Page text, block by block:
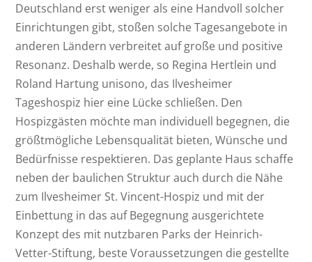
Deutschland erst weniger als eine Handvoll solcher
Einrichtungen gibt, stoßen solche Tagesangebote in
anderen Ländern verbreitet auf große und positive
Resonanz. Deshalb werde, so Regina Hertlein und
Roland Hartung unisono, das Ilvesheimer
Tageshospiz hier eine Lücke schließen. Den
Hospizgästen möchte man individuell begegnen, die
größtmögliche Lebensqualität bieten, Wünsche und
Bedürfnisse respektieren. Das geplante Haus schaffe
neben der baulichen Struktur auch durch die Nähe
zum Ilvesheimer St. Vincent-Hospiz und mit der
Einbettung in das auf Begegnung ausgerichtete
Konzept des mit nutzbaren Parks der Heinrich-
Vetter-Stiftung, beste Voraussetzungen die gestellte